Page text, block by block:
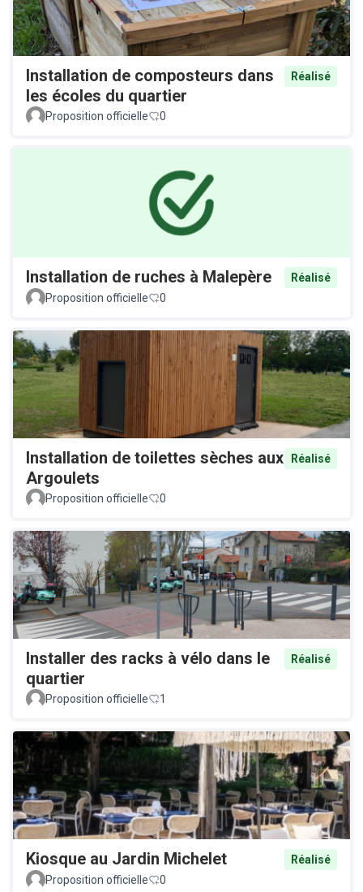
Installation de composteurs dans
les écoles du quartier
Réalisé
Proposition officielle 0
Installation de ruches à Malepère
Réalisé
Proposition officielle
0
Installation de toilettes sèches aux
Argoulets
Réalisé
Proposition officielle 0
Installer des racks à vélo dans le
quartier
Réalisé
Proposition officielle 1
Kiosque au Jardin Michelet
Réalisé
Proposition officielle
0